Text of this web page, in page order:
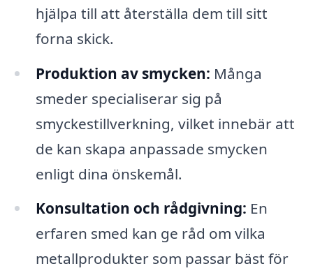
hjälpa till att återställa dem till sitt
forna skick.
Produktion av smycken: Många
smeder specialiserar sig på
smyckestillverkning, vilket innebär att
de kan skapa anpassade smycken
enligt dina önskemål.
Konsultation och rådgivning: En
erfaren smed kan ge råd om vilka
metallprodukter som passar bäst för